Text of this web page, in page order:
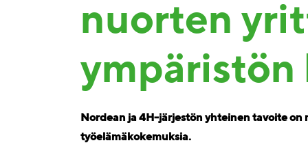
nuorten
ympäristön
Nordean ja 4H-järjestön yhteinen tavoite
työelämäkokemuksia.